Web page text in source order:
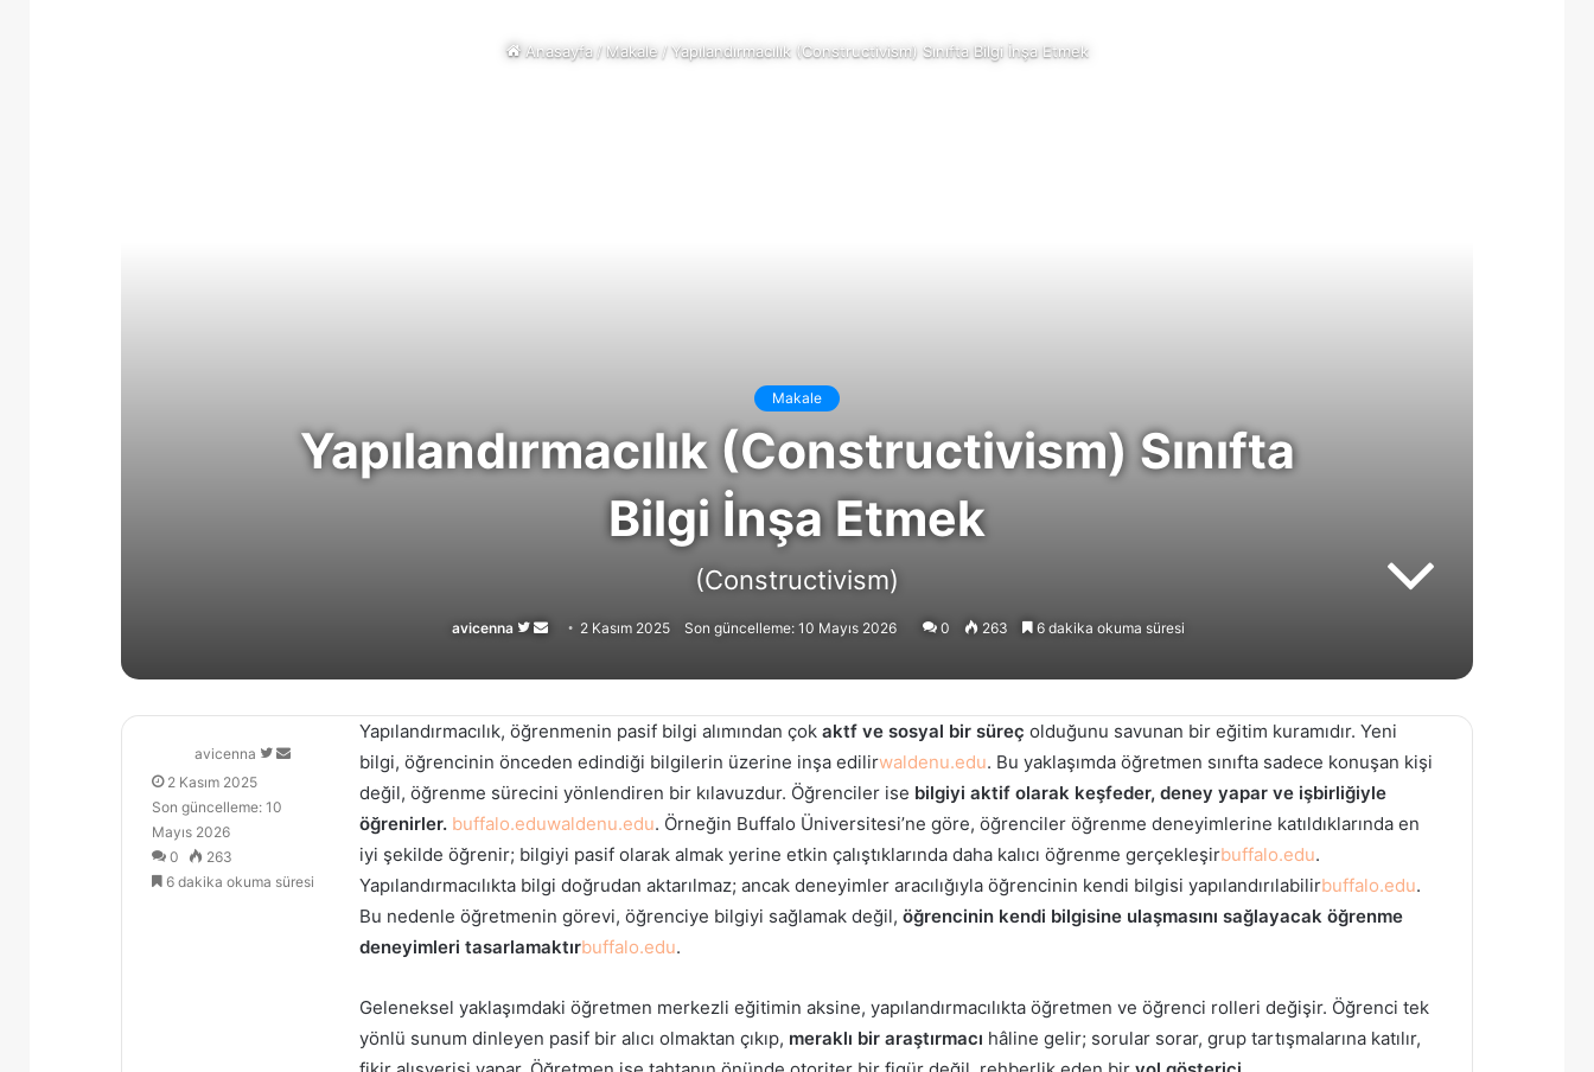
Anasayfa / Makale / Yapılandırmacılık (Constructivism) Sınıfta Bilgi İnşa Etmek
Makale
Yapılandırmacılık (Constructivism) Sınıfta
Bilgi İnşa Etmek
(Constructivism)
avicenna
Follow
X
Bir
posta
göndermek
2 Kasım 2025 Son güncelleme: 10 Mayıs 2026 0 263 6 dakika okuma süresi
Yapılandırmacılık, öğrenmenin pasif bilgi alımından çok aktf ve sosyal bir süreç olduğunu savunan bir eğitim kuramıdır. Yeni
bilgi, öğrencinin önceden edindiği bilgilerin üzerine inşa edilirwaldenu.edu. Bu yaklaşımda öğretmen sınıfta sadece konuşan kişi
değil, öğrenme sürecini yönlendiren bir kılavuzdur. Öğrenciler ise bilgiyi aktif olarak keşfeder, deney yapar ve işbirliğiyle
öğrenirler. buffalo.eduwaldenu.edu. Örneğin Buffalo Üniversitesi’ne göre, öğrenciler öğrenme deneyimlerine katıldıklarında en
iyi şekilde öğrenir; bilgiyi pasif olarak almak yerine etkin çalıştıklarında daha kalıcı öğrenme gerçekleşirbuffalo.edu.
Yapılandırmacılıkta bilgi doğrudan aktarılmaz; ancak deneyimler aracılığıyla öğrencinin kendi bilgisi yapılandırılabilirbuffalo.edu.
Bu nedenle öğretmenin görevi, öğrenciye bilgiyi sağlamak değil, öğrencinin kendi bilgisine ulaşmasını sağlayacak öğrenme
deneyimleri tasarlamaktırbuffalo.edu.
Geleneksel yaklaşımdaki öğretmen merkezli eğitimin aksine, yapılandırmacılıkta öğretmen ve öğrenci rolleri değişir. Öğrenci tek
yönlü sunum dinleyen pasif bir alıcı olmaktan çıkıp, meraklı bir araştırmacı hâline gelir; sorular sorar, grup tartışmalarına katılır,
avicenna
Follow
X
Bir
göndermek
2 Kasım 2025
Son güncelleme: 10
Mayıs 2026
0
263
6 dakika okuma süresi